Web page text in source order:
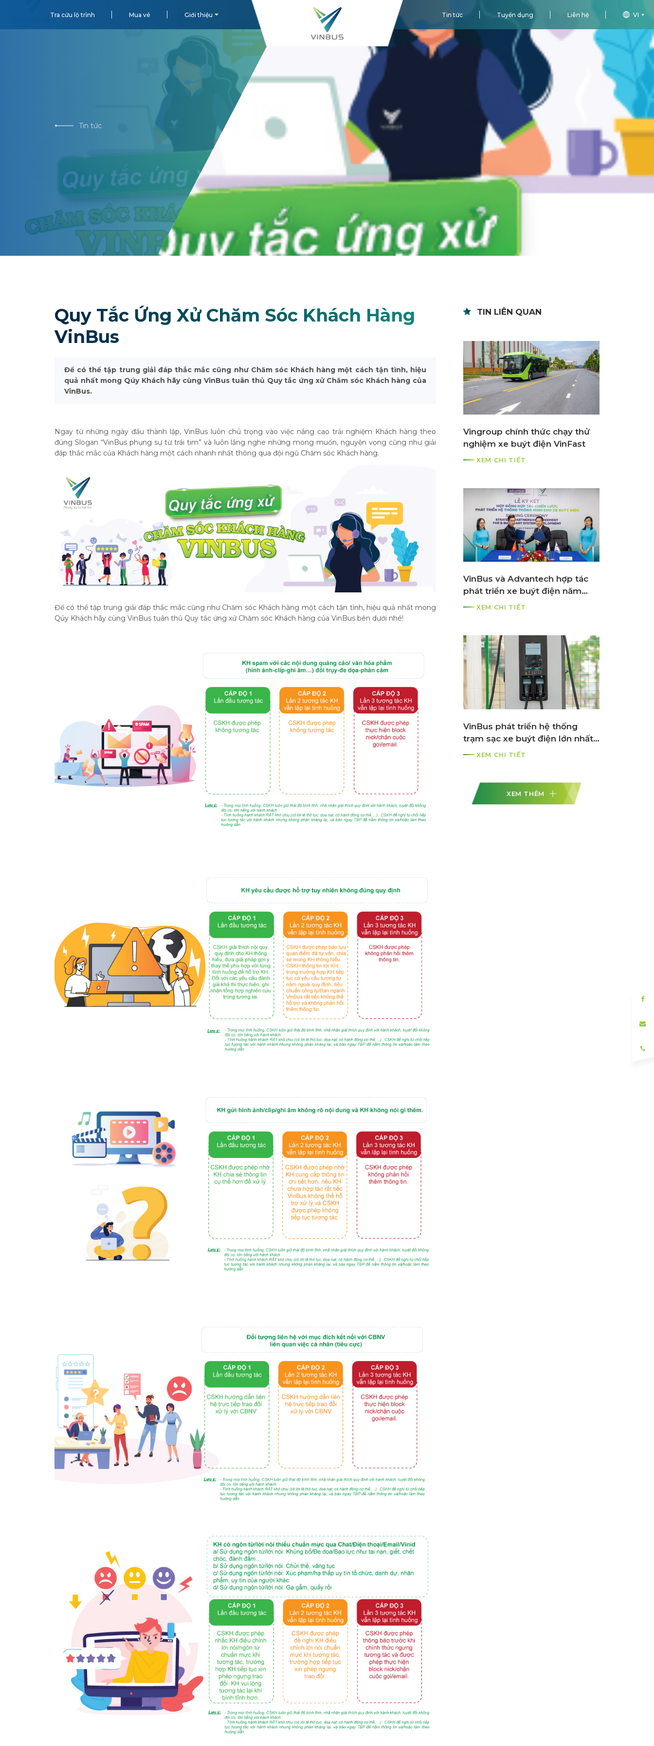
Tra cứu lộ trình Mua vé Giới thiệu Tin tức Tuyển dụng Liên hệ VI
Tin tức
Quy Tắc Ứng Xử Chăm Sóc Khách Hàng
VinBus
Để có thể tập trung giải đáp thắc mắc cũng như Chăm sóc Khách hàng một cách tận tình, hiệu
quả nhất mong Qúy Khách hãy cùng VinBus tuân thủ Quy tắc ứng xử Chăm sóc Khách hàng của
VinBus.
Ngay từ những ngày đầu thành lập, VinBus luôn chú trọng vào việc nâng cao trải nghiệm Khách hàng theo
đúng Slogan “VinBus phụng sự từ trái tim” và luôn lắng nghe những mong muốn, nguyện vọng cũng như giải
đáp thắc mắc của Khách hàng một cách nhanh nhất thông qua đội ngũ Chăm sóc Khách hàng.
Để có thể tập trung giải đáp thắc mắc cũng như Chăm sóc Khách hàng một cách tận tình, hiệu quả nhất mong
Qúy Khách hãy cùng VinBus tuân thủ Quy tắc ứng xử Chăm sóc Khách hàng của VinBus bên dưới nhé!
TIN LIÊN QUAN
Vingroup chính thức chạy thử
nghiệm xe buýt điện VinFast
XEM CHI TIẾT
VinBus và Advantech hợp tác
phát triển xe buýt điện năm
2021XEM CHI TIẾT
VinBus phát triển hệ thống
trạm sạc xe buýt điện lớn nhất
ASEAN
XEM CHI TIẾT
XEM THÊM